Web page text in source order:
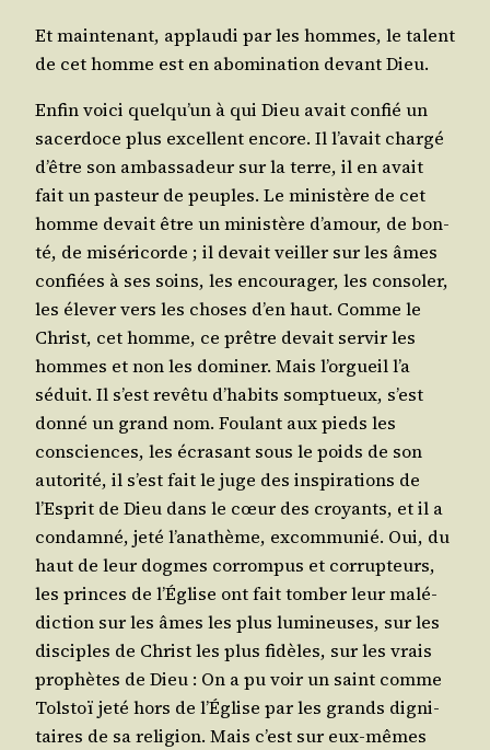
Et main­te­nant, applau­di par les hommes, le talent
de cet homme est en abo­mi­na­tion devant Dieu.
Enfin voi­ci quel­qu’un à qui Dieu avait confié un
sacer­doce plus excellent encore. Il l’a­vait char­gé
d’être son ambas­sa­deur sur la terre, il en avait
fait un pas­teur de peuples. Le minis­tère de cet
homme devait être un minis­tère d’a­mour, de bon­
té, de misé­ri­corde ; il devait veiller sur les âmes
confiées à ses soins, les encou­ra­ger, les conso­ler,
les éle­ver vers les choses d’en haut. Comme le
Christ, cet homme, ce prêtre devait ser­vir les
hommes et non les domi­ner. Mais l’or­gueil l’a
séduit. Il s’est revê­tu d’ha­bits somp­tueux, s’est
don­né un grand nom. Fou­lant aux pieds les
consciences, les écra­sant sous le poids de son
auto­ri­té, il s’est fait le juge des ins­pi­ra­tions de
l’Es­prit de Dieu dans le cœur des croyants, et il a
condam­né, jeté l’a­na­thème, excom­mu­nié. Oui, du
haut de leur dogmes cor­rom­pus et cor­rup­teurs,
les princes de l’É­glise ont fait tom­ber leur malé­
dic­tion sur les âmes les plus lumi­neuses, sur les
dis­ciples de Christ les plus fidèles, sur les vrais
pro­phètes de Dieu : On a pu voir un saint comme
Tol­stoï jeté hors de l’É­glise par les grands digni­
taires de sa reli­gion. Mais c’est sur eux-mêmes